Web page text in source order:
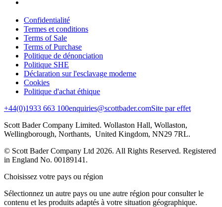
Confidentialité
Termes et conditions
Terms of Sale
Terms of Purchase
Politique de dénonciation
Politique SHE
Déclaration sur l'esclavage moderne
Cookies
Politique d'achat éthique
+44(0)1933 663 100enquiries@scottbader.comSite par effet
Scott Bader Company Limited. Wollaston Hall, Wollaston,
Wellingborough, Northants, United Kingdom, NN29 7RL.
© Scott Bader Company Ltd 2026. All Rights Reserved. Registered
in England No. 00189141.
Choisissez votre pays ou région
Sélectionnez un autre pays ou une autre région pour consulter le
contenu et les produits adaptés à votre situation géographique.